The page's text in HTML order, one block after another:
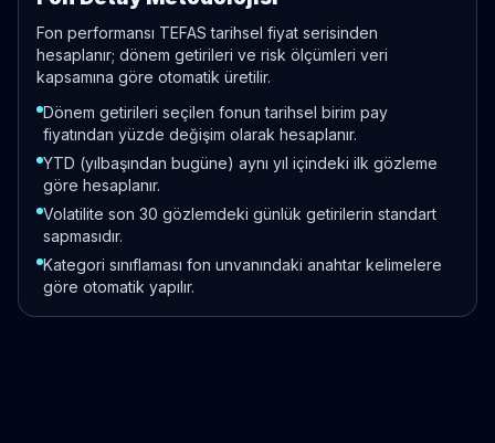
Fon performansı TEFAS tarihsel fiyat serisinden
hesaplanır; dönem getirileri ve risk ölçümleri veri
kapsamına göre otomatik üretilir.
Dönem getirileri seçilen fonun tarihsel birim pay
fiyatından yüzde değişim olarak hesaplanır.
YTD (yılbaşından bugüne) aynı yıl içindeki ilk gözleme
göre hesaplanır.
Volatilite son 30 gözlemdeki günlük getirilerin standart
sapmasıdır.
Kategori sınıflaması fon unvanındaki anahtar kelimelere
göre otomatik yapılır.